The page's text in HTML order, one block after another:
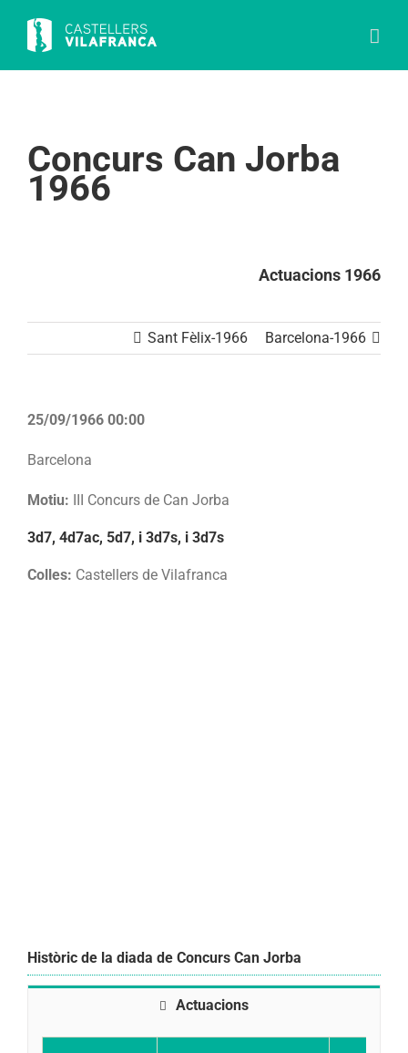
content
Concurs Can Jorba
1966
Actuacions 1966
Sant Fèlix-1966 Barcelona-1966
25/09/1966 00:00
Barcelona
Motiu: III Concurs de Can Jorba
3d7, 4d7ac, 5d7, i 3d7s, i 3d7s
Colles: Castellers de Vilafranca
Històric de la diada de Concurs Can Jorba
Actuacions